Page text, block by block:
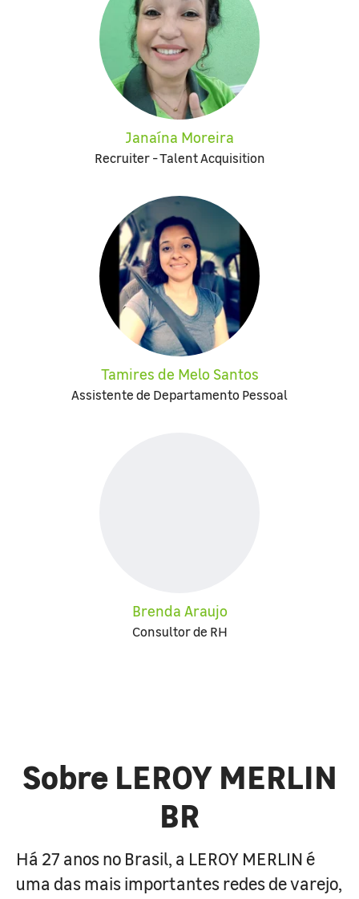
Janaína Moreira
Recruiter - Talent Acquisition
Tamires de Melo Santos
Assistente de Departamento Pessoal
Brenda Araujo
Consultor de RH
Sobre LEROY MERLIN
BR
Há 27 anos no Brasil, a LEROY MERLIN é
uma das mais importantes redes de varejo,